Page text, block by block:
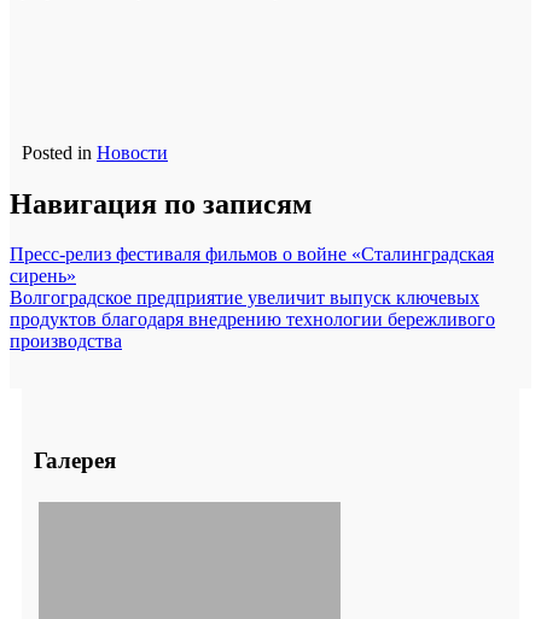
Posted in Новости
Навигация по записям
Пресс-релиз фестиваля фильмов о войне «Сталинградская
сирень»
Волгоградское предприятие увеличит выпуск ключевых
продуктов благодаря внедрению технологии бережливого
производства
Галерея